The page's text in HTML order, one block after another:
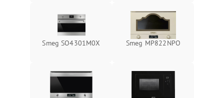
Smeg SO4301M0X Smeg MP822NPO